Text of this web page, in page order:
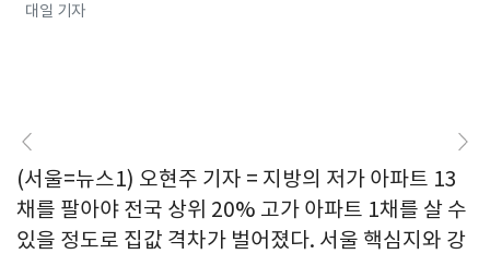
대일 기자
(서울=뉴스1) 오현주 기자 = 지방의 저가 아파트 13
채를 팔아야 전국 상위 20% 고가 아파트 1채를 살 수
있을 정도로 집값 격차가 벌어졌다. 서울 핵심지와 강